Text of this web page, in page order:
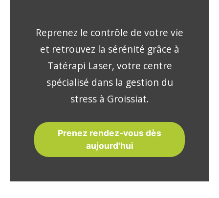
Reprenez le contrôle de votre vie
et retrouvez la sérénité grâce à
Tatérapi Laser, votre centre
spécialisé dans la gestion du
stress à Groissiat.
Prenez rendez-vous dès
aujourd'hui